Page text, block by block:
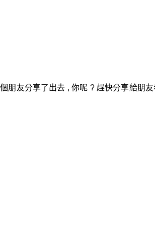
朋友分享了出去 , 你呢 ? 趕快分享給朋